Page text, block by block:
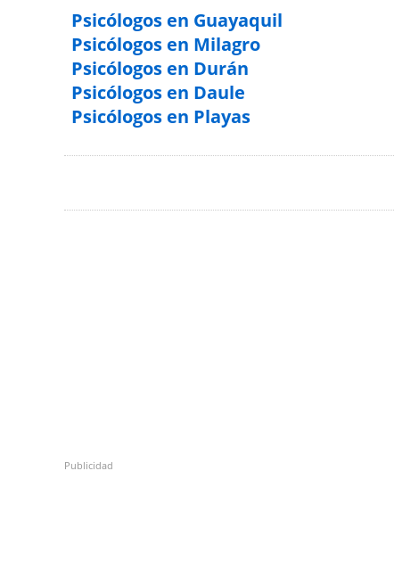
Psicólogos en Guayaquil
Psicólogos en Milagro
Psicólogos en Durán
Psicólogos en Daule
Psicólogos en Playas
Publicidad